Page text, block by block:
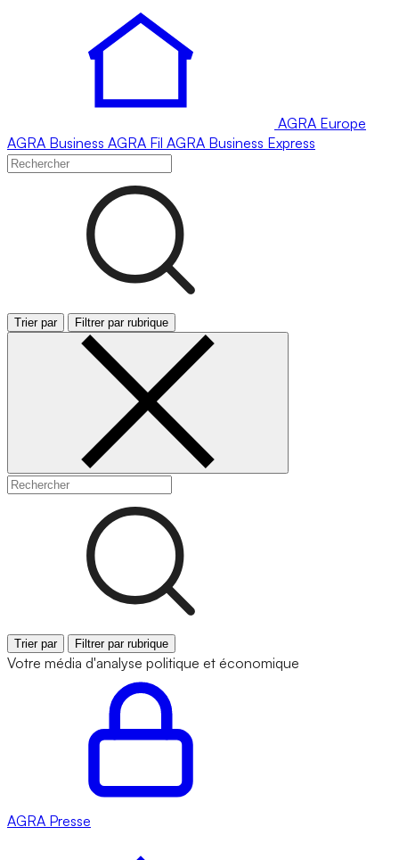
AGRA Europe
AGRA Business AGRA Fil AGRA Business Express
Trier par Filtrer par rubrique
Trier par Filtrer par rubrique
Votre média d'analyse politique et économique
AGRA Presse